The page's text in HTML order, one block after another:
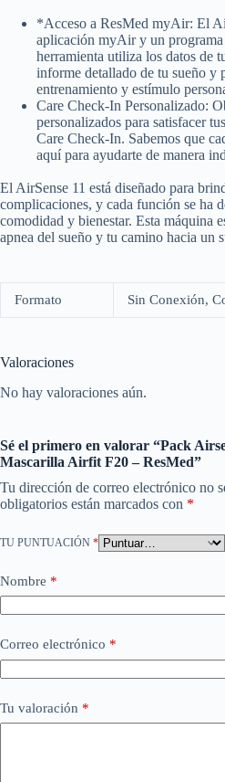
*Acceso a ResMed myAir: El
aplicación myAir y un programa
herramienta utiliza los datos de
informe detallado de tu sueño y
entrenamiento y estímulo
Care Check-In Personalizado:
personalizados para satisfacer
Care Check-In. Sabemos que
aquí para ayudarte de manera
El AirSense 11 está diseñado para
complicaciones, y cada función se ha
comodidad y bienestar. Esta máquina
apnea del sueño y tu camino hacia un
Formato Sin Conexión,
Valoraciones
No hay valoraciones aún.
Sé el primero en valorar “Pack
Mascarilla Airfit F20 – ResMed”
Tu dirección de correo electrónico no
obligatorios están marcados con *
TU PUNTUACIÓN *
Nombre *
Correo electrónico *
Tu valoración *